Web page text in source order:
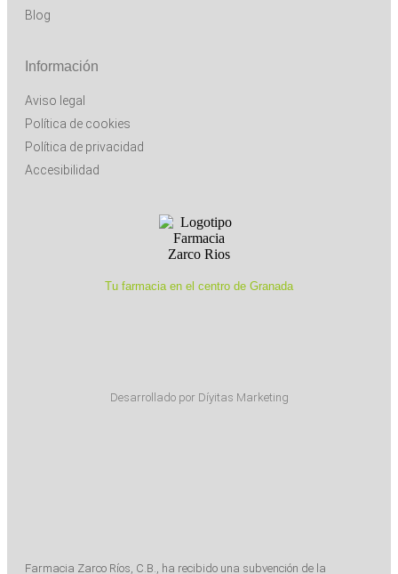
Blog
Información
Aviso legal
Política de cookies
Política de privacidad
Accesibilidad
Tu farmacia en el centro de Granada
Desarrollado por Díyitas Marketing
Farmacia Zarco Ríos, C.B., ha recibido una subvención de la